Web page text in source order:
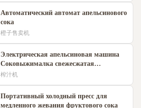
Автоматический автомат апельсинового
сока
橙子售卖机
Электрическая апельсиновая машина
Соковыжималка свежесжатая
коррозионностойкая
榨汁机
Портативный холодный пресс для
медленного жевания фруктового сока